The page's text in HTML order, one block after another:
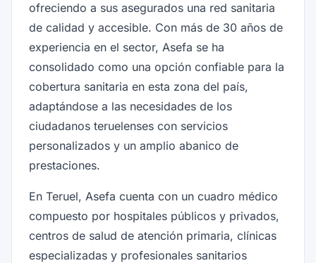
ofreciendo a sus asegurados una red sanitaria
de calidad y accesible. Con más de 30 años de
experiencia en el sector, Asefa se ha
consolidado como una opción confiable para la
cobertura sanitaria en esta zona del país,
adaptándose a las necesidades de los
ciudadanos teruelenses con servicios
personalizados y un amplio abanico de
prestaciones.
En Teruel, Asefa cuenta con un cuadro médico
compuesto por hospitales públicos y privados,
centros de salud de atención primaria, clínicas
especializadas y profesionales sanitarios